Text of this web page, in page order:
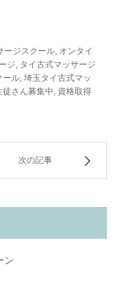
ージスクール オンタイ
ジ タイ古式マッサージ
ール 埼玉タイ古式マッ
徒さん募集中 資格取得
次の記事
ン